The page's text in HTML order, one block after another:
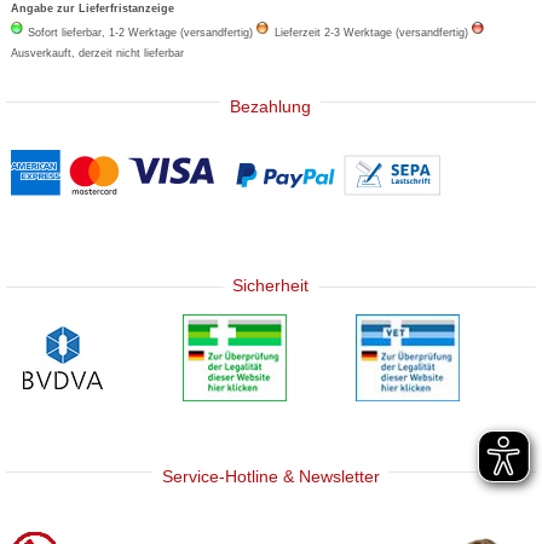
Angabe zur Lieferfristanzeige
Sofort lieferbar, 1-2 Werktage (versandfertig)
Lieferzeit 2-3 Werktage (versandfertig)
Ausverkauft, derzeit nicht lieferbar
Bezahlung
Sicherheit
Service-Hotline & Newsletter